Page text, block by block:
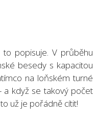
popisuje. V průběhu
besedy s kapacitou
na loňském turné
a když se takový počet
už je pořádně cítit!